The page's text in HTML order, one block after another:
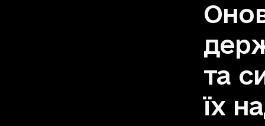
та
їх